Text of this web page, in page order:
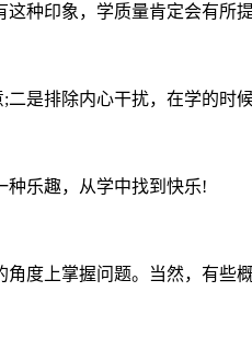
种印象，学质量肯定会有所提
是排除内心干扰，在学的时
种乐趣，从学中找到快乐!
度上掌握问题。当然，有些